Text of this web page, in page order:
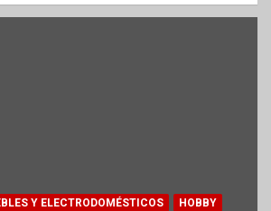
Y ELECTRODOMÉSTICOS
HOBBY